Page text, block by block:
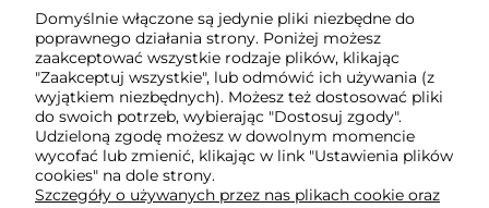
O nas
Obsługa klienta
Pomoc
Domyślnie włączone są jedynie pliki niezbędne do
poprawnego działania strony. Poniżej możesz
zaakceptować wszystkie rodzaje plików, klikając
"Zaakceptuj wszystkie", lub odmówić ich używania (z
wyjątkiem niezbędnych). Możesz też dostosować pliki
do swoich potrzeb, wybierając "Dostosuj zgody".
Udzieloną zgodę możesz w dowolnym momencie
wycofać lub zmienić, klikając w link "Ustawienia plików
cookies" na dole strony.
Szczegóły o używanych przez nas plikach cookie oraz